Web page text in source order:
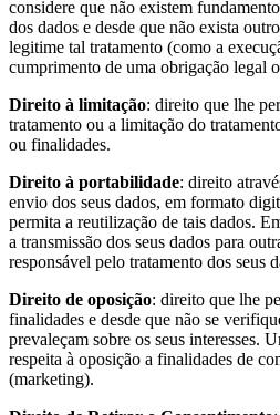
considere que não existem
dos dados e desde que não exista
legitime tal tratamento (como a
cumprimento de uma obrigação legal
Direito à limitação: direito que lhe
tratamento ou a limitação do
ou finalidades.
Direito à portabilidade: direito
envio dos seus dados, em formato
permita a reutilização de tais dados.
a transmissão dos seus dados para
responsável pelo tratamento dos seus
Direito de oposição: direito que lhe
finalidades e desde que não se
prevaleçam sobre os seus interesses.
respeita à oposição a finalidades de
(marketing).